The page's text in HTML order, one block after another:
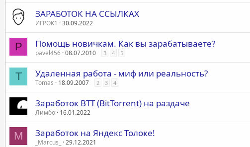
ЗАРАБОТОК НА ССЫЛКАХ
ИГРОК1 30.09.2022
P Помощь новичкам. Как вы зарабатываете?
pavel456 08.07.2010 3 4 5
T Удаленная работа - миф или реальность?
Tomas 18.09.2007 2 3 4
Заработок BTT (BitTorrent) на раздаче
Лимбо 16.01.2022
M Заработок на Яндекс Толоке!
_Marcus_ 29.12.2021